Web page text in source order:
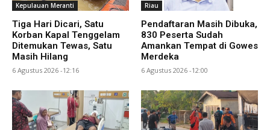
Kepulauan Meranti
Tiga Hari Dicari, Satu
Korban Kapal Tenggelam
Ditemukan Tewas, Satu
Masih Hilang
6 Agustus 2026 -12:16
Riau
Pendaftaran Masih Dibuka,
830 Peserta Sudah
Amankan Tempat di Gowes
Merdeka
6 Agustus 2026 -12:00